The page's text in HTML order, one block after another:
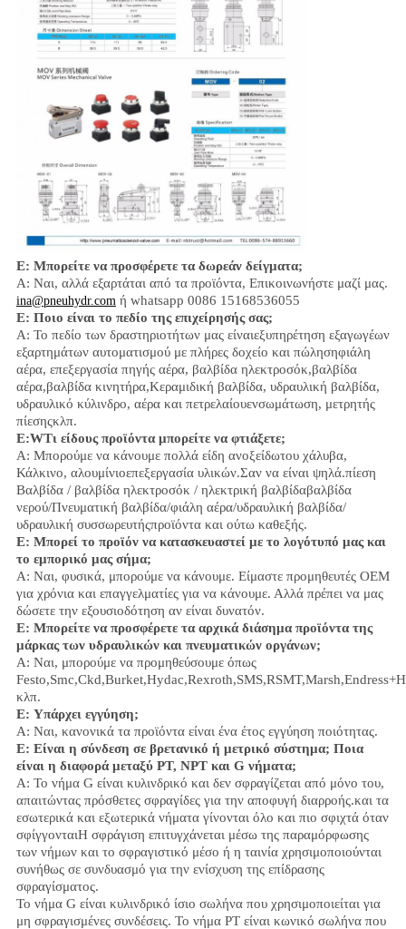
Ε: Μπορείτε να προσφέρετε τα δωρεάν δείγματα;
Α: Ναι, αλλά εξαρτάται από τα προϊόντα, Επικοινωνήστε μαζί μας.
ina@pneuhydr.com ή whatsapp 0086 15168536055
Ε: Ποιο είναι το πεδίο της επιχείρησής σας;
Α: Το πεδίο των δραστηριοτήτων μας είναιεξυπηρέτηση εξαγωγέων
εξαρτημάτων αυτοματισμού με πλήρες δοχείο και πώλησηφιάλη
αέρα, επεξεργασία πηγής αέρα, βαλβίδα ηλεκτροσόκ,βαλβίδα
αέρα,βαλβίδα κινητήρα,Κεραμιδική βαλβίδα, υδραυλική βαλβίδα,
υδραυλικό κύλινδρο, αέρα και πετρελαίουενσωμάτωση, μετρητής
πίεσηςκλπ.
Ε:WΤι είδους προϊόντα μπορείτε να φτιάξετε;
Α: Μπορούμε να κάνουμε πολλά είδη ανοξείδωτου χάλυβα,
Κάλκινο, αλουμίνιοεπεξεργασία υλικών.Σαν να είναι ψηλά.πίεση
Βαλβίδα / βαλβίδα ηλεκτροσόκ / ηλεκτρική βαλβίδαβαλβίδα
νερού/Πνευματική βαλβίδα/φιάλη αέρα/υδραυλική βαλβίδα/
υδραυλική συσσωρευτήςπροϊόντα και ούτω καθεξής.
Ε: Μπορεί το προϊόν να κατασκευαστεί με το λογότυπό μας και
το εμπορικό μας σήμα;
Α: Ναι, φυσικά, μπορούμε να κάνουμε. Είμαστε προμηθευτές OEM
για χρόνια και επαγγελματίες για να κάνουμε. Αλλά πρέπει να μας
δώσετε την εξουσιοδότηση αν είναι δυνατόν.
Ε: Μπορείτε να προσφέρετε τα αρχικά διάσημα προϊόντα της
μάρκας των υδραυλικών και πνευματικών οργάνων;
Α: Ναι, μπορούμε να προμηθεύσουμε όπως
κλπ.
Ε: Υπάρχει εγγύηση;
Α: Ναι, κανονικά τα προϊόντα είναι ένα έτος εγγύηση ποιότητας.
Ε: Είναι η σύνδεση σε βρετανικό ή μετρικό σύστημα; Ποια
είναι η διαφορά μεταξύ PT, NPT και G νήματα;
Α: Το νήμα G είναι κυλινδρικό και δεν σφραγίζεται από μόνο του,
απαιτώντας πρόσθετες σφραγίδες για την αποφυγή διαρροής.και τα
εσωτερικά και εξωτερικά νήματα γίνονται όλο και πιο σφιχτά όταν
σφίγγονταιΗ σφράγιση επιτυγχάνεται μέσω της παραμόρφωσης
των νήμων και το σφραγιστικό μέσο ή η ταινία χρησιμοποιούνται
συνήθως σε συνδυασμό για την ενίσχυση της επίδρασης
σφραγίσματος.
Το νήμα G είναι κυλινδρικό ίσιο σωλήνα που χρησιμοποιείται για
μη σφραγισμένες συνδέσεις. Το νήμα PT είναι κωνικό σωλήνα που